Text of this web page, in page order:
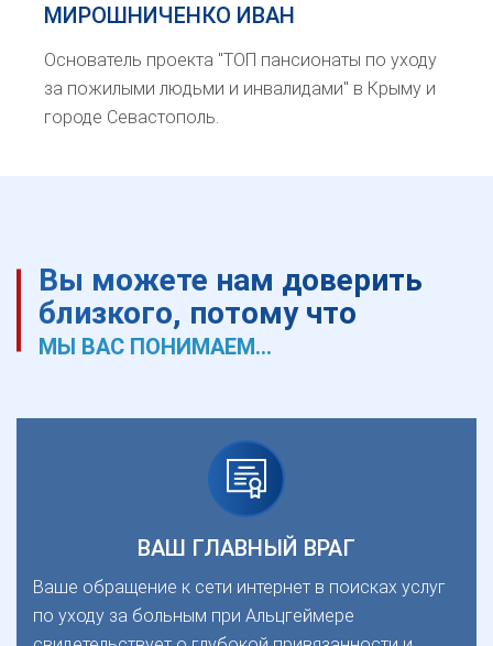
МИРОШНИЧЕНКО ИВАН
Основатель проекта "ТОП пансионаты по уходу
за пожилыми людьми и инвалидами" в Крыму и
городе Севастополь.
Вы можете нам доверить
близкого, потому что
МЫ ВАС ПОНИМАЕМ...
ВАШ ГЛАВНЫЙ ВРАГ
Ваше обращение к сети интернет в поисках услуг
по уходу за больным при Альцгеймере